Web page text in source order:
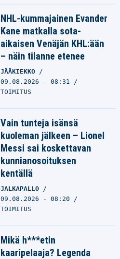
NHL-kummajainen Evander
Kane matkalla sota-
aikaisen Venäjän KHL:ään
– näin tilanne etenee
JÄÄKIEKKO
09.08.2026 - 08:31
TOIMITUS
Vain tunteja isänsä
kuoleman jälkeen – Lionel
Messi sai koskettavan
kunnianosoituksen
kentällä
JALKAPALLO
09.08.2026 - 08:20
TOIMITUS
Mikä h***etin
kaaripelaaja? Legenda